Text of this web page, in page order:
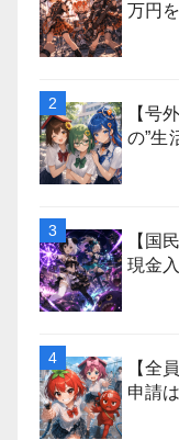
万円
【号
の”生
【国
現金
【全
申請